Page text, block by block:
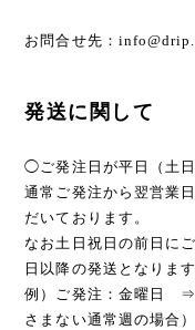
お問合せ先：
発送に関して
◯ご発注日が平日（土
通常ご発注から翌営業
だいております。
なお土日祝日の前日に
日以降の発送となりま
例）ご発注：金曜日 ⇒
さまない通常週の場合）